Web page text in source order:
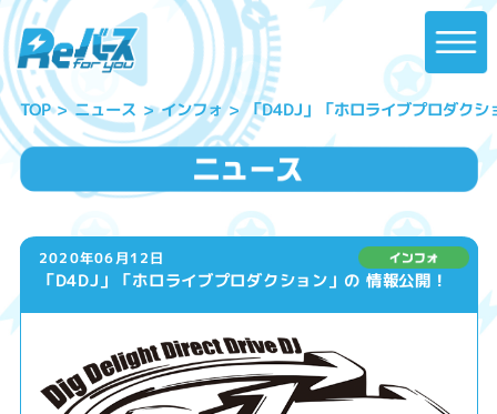
TOP ニュース インフォ 「D4DJ」「ホロライブプロダクシ
2020年06月12日
「D4DJ」「ホロライブプロダクション」の 情報公開！